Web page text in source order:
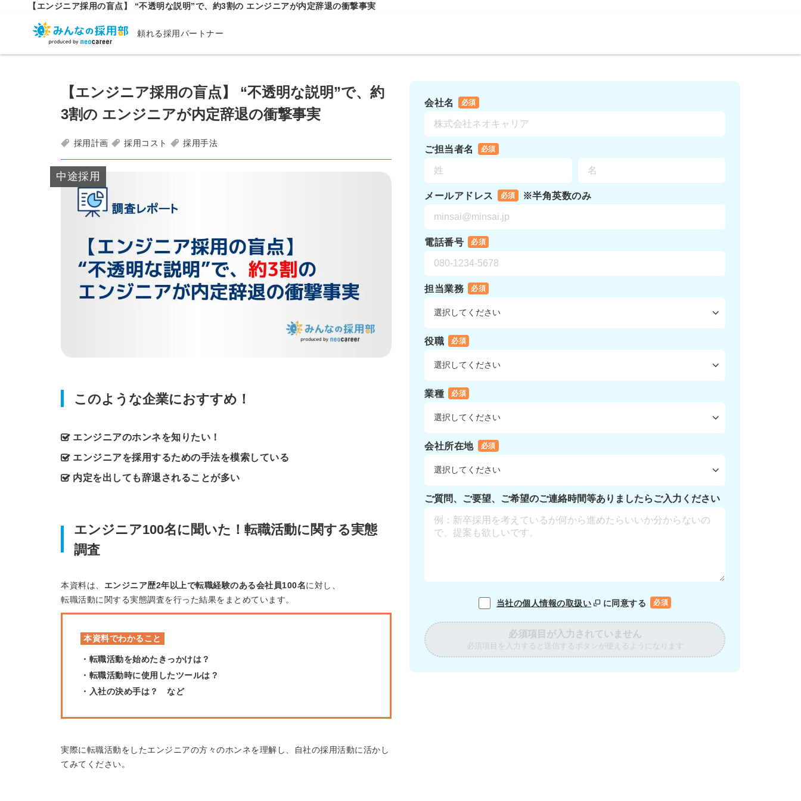
【エンジニア採用の盲点】 “不透明な説明”で、約3割の エンジニアが内定辞退の衝撃事実
頼れる採用パートナー
【エンジニア採用の盲点】 “不透明な説明”で、約
3割の エンジニアが内定辞退の衝撃事実
採用計画 採用コスト 採用手法
中途採用
このような企業におすすめ！
エンジニアのホンネを知りたい！
エンジニアを採用するための手法を模索している
内定を出しても辞退されることが多い
エンジニア100名に聞いた！転職活動に関する実態
調査
本資料は、 エンジニア歴2年以上で転職経験のある会社員100名に対し、
転職活動に関する実態調査を行った結果をまとめています。
本資料でわかること
・転職活動を始めたきっかけは？
・転職活動時に使用したツールは？
・入社の決め手は？ など
実際に転職活動をしたエンジニアの方々のホンネを理解し、自社の採用活動に活かし
てみてください。
会社名 必須
ご担当者名 必須
メールアドレス 必須 ※半角英数のみ
電話番号 必須
担当業務 必須
役職 必須
業種 必須
会社所在地 必須
ご質問、ご要望、ご希望のご連絡時間等ありましたらご入力ください
当社の個人情報の取扱い に同意する 必須
必須項目が入力されていません
必須項目を入力すると送信するボタンが使えるようになります